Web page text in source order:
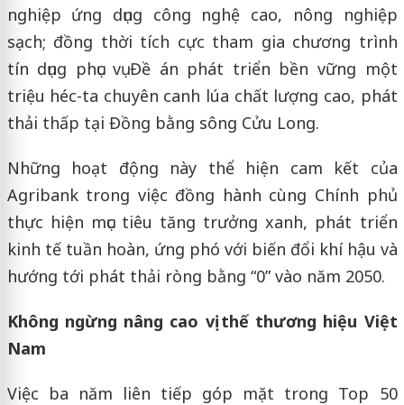
nghiệp ứng dụng công nghệ cao, nông nghiệp
sạch; đồng thời tích cực tham gia chương trình
tín dụng phục vụ Đề án phát triển bền vững một
triệu héc-ta chuyên canh lúa chất lượng cao, phát
thải thấp tại Đồng bằng sông Cửu Long.
Những hoạt động này thể hiện cam kết của
Agribank trong việc đồng hành cùng Chính phủ
thực hiện mục tiêu tăng trưởng xanh, phát triển
kinh tế tuần hoàn, ứng phó với biến đổi khí hậu và
hướng tới phát thải ròng bằng “0” vào năm 2050.
Không ngừng nâng cao vị thế thương hiệu Việt
Nam
Việc ba năm liên tiếp góp mặt trong Top 50